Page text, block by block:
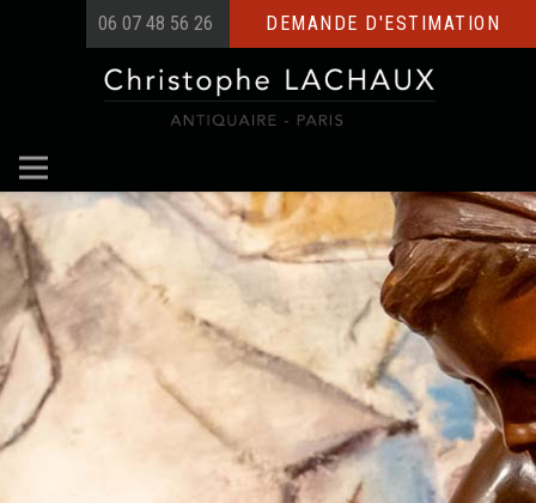
06 07 48 56 26 DEMANDE D'ESTIMATION